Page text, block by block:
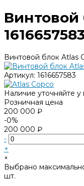
Винтовой
Винтовой блок Atlas
Артикул: 1616657583
Наличие уточняйте
Розничная цена
200 000 ₽
-0%
200 000 ₽
-
+
×
Выбрано
шт.